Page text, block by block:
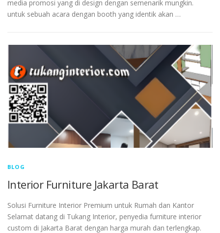
media promosi yang di design dengan semenarik mungkin.
untuk sebuah acara dengan booth yang identik akan …
BLOG
Interior Furniture Jakarta Barat
Solusi Furniture Interior Premium untuk Rumah dan Kantor
Selamat datang di Tukang Interior, penyedia furniture interior
custom di Jakarta Barat dengan harga murah dan terlengkap.